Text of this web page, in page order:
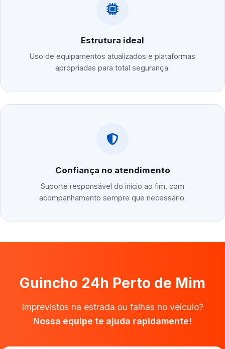
Estrutura ideal
Uso de equipamentos atualizados e plataformas
apropriadas para total segurança.
Confiança no atendimento
Suporte responsável do início ao fim, com
acompanhamento sempre que necessário.
Guincho 24h Perto de Mim
Imprevistos na estrada ou falhas no veículo?
Nossa equipe te ajuda rapidamente!